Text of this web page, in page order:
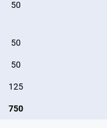
50
50
50
125
750